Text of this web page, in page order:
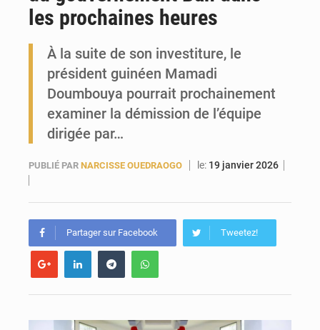
les prochaines heures
À la suite de son investiture, le
président guinéen Mamadi
Doumbouya pourrait prochainement
examiner la démission de l’équipe
dirigée par…
PUBLIÉ PAR NARCISSE OUEDRAOGO le: 19 janvier 2026
Partager sur Facebook Tweetez!